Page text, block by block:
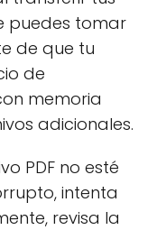
puedes tomar
de que tu
de
memoria
adicionales.
PDF no esté
intenta
revisa la